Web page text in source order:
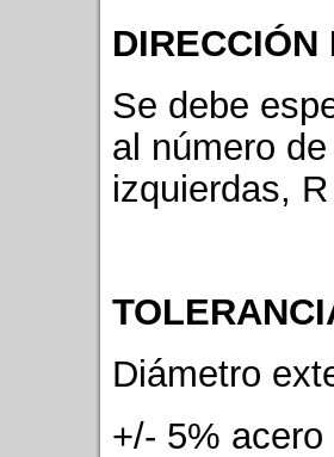
Se debe
al número
izquierdas,
Diámetro
+/- 5%